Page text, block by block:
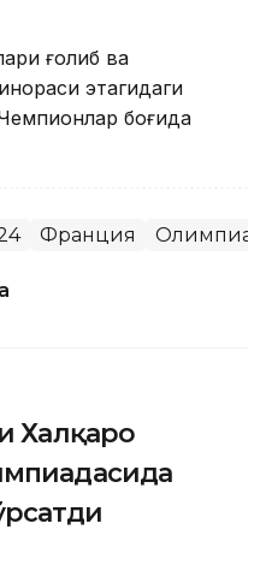
ғолиб ва
этагидаги
боғида
Франция
Халқаро